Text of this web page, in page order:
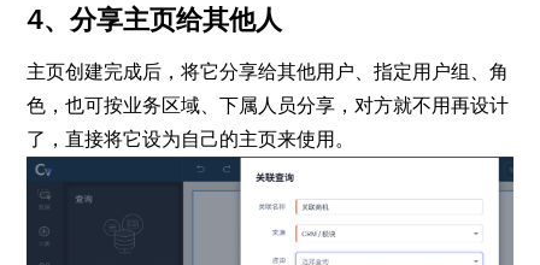
4、分享主页给其他人
主页创建完成后，将它分享给其他用户、指定用户组、角
色，也可按业务区域、下属人员分享，对方就不用再设计
了，直接将它设为自己的主页来使用。